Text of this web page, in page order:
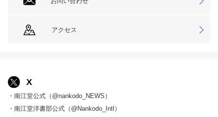
アクセス
X
・南江堂公式（@nankodo_NEWS）
・南江堂洋書部公式（@Nankodo_Intl）